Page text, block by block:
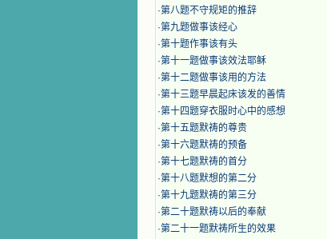
·第八题不守规矩的推辞
·第九题做事该经心
·第十题作事该有头
·第十一题做事该效法耶稣
·第十二题做事该用的方法
·第十三题早晨起床该发的善情
·第十四题穿衣服时心中的感想
·第十五题默祷的尊贵
·第十六题默祷的预备
·第十七题默祷的首分
·第十八题默想的第二分
·第十九题默祷的第三分
·第二十题默祷以后的奉献
·第二十一题默祷所生的效果